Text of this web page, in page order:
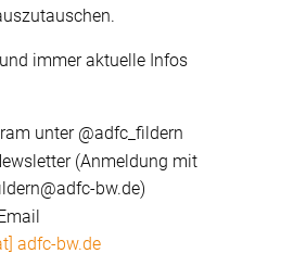
immer aktuelle Infos
unter @adfc_fildern
(Anmeldung mit
bw.de)
adfc-bw.de